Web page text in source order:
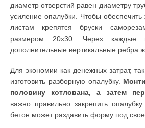
диаметр отверстий равен диаметру
усиление опалубки. Чтобы обеспечить
листам крепятся бруски
размером 20х30. Через каждые
дополнительные вертикальные ребра
Для экономии как денежных затрат,
изготовить разборную опалубку.
половину котлована, а затем
важно правильно закрепить
бетон может раздавить форму под